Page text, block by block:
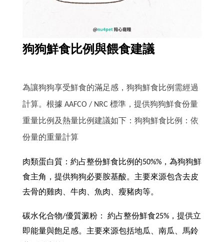
狗狗鮮食比例與餵食建議
為讓狗狗享受鮮食的滿足感，狗狗鮮食比例需經過
計算。 根據 AAFCO / NRC 標準，提供狗狗鮮食份量
重量比例及熱量比例建議如下： 狗狗鮮食比例：依
份量的重量計算
肉類蛋白質：約占整份鮮食比例的50%%，為狗狗鮮
食主角，提供狗狗必要胺基酸。主要來源包含去皮
去骨的雞肉、牛肉、魚肉、瘦豬肉等。
碳水化合物/優質澱粉： 約占整份鮮食25%，提供立
即能量與飽足感。主要來源包括地瓜、南瓜、馬鈴